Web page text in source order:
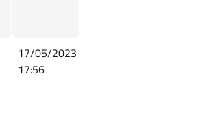
17/05/2023
17:56